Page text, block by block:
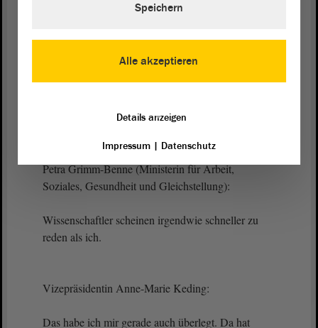
Vizepräsidentin Anne-Marie Keding:
Vielen Dank, Frau Ministerin Grimm-Benne.
Petra Grimm-Benne (Ministerin für Arbeit,
Soziales, Gesundheit und Gleichstellung):
Wissenschaftler scheinen irgendwie schneller zu
reden als ich.
Vizepräsidentin Anne-Marie Keding:
Das habe ich mir gerade auch überlegt. Da hat
Alle akzeptieren
Speichern
Details anzeigen
Impressum| Datenschutz